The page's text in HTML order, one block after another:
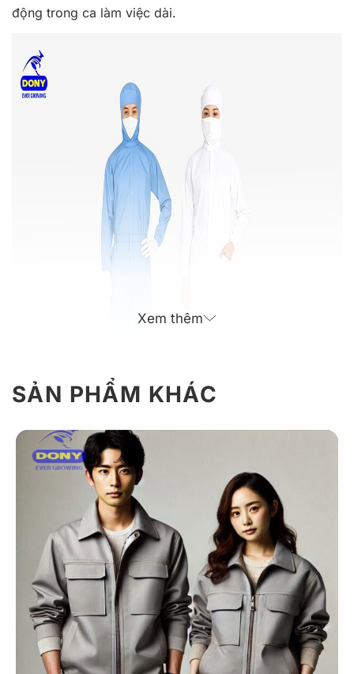
động trong ca làm việc dài.
Giới thiệu sản phẩm đồng phục bảo hộ
lao động NT1 gọn nhẹ, tiện dụng
Đồng phục bảo hộ NT1 được làm từ vải polyester pha
sợi carbon chống tĩnh điện, thiết kế liền thân kín khít
với mũ, khẩu trang, bo chun tay chân và màu sắc đa
dạng. Sản phẩm mang lại sự an toàn, bền chắc và tiện
Xem thêm
SẢN PHẨM KHÁC